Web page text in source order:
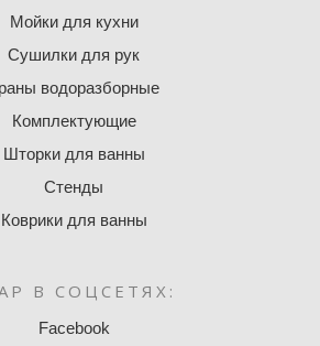
Мойки для кухни
Сушилки для рук
водоразборные
Комплектующие
Шторки для ванны
Стенды
Коврики для ванны
В СОЦСЕТЯХ:
Facebook